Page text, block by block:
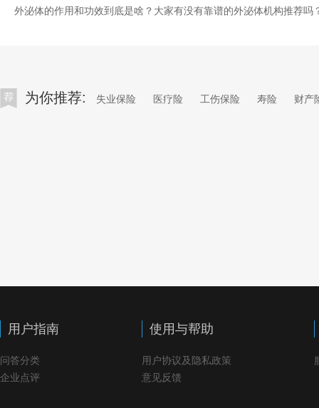
外泌体的作用和功效到底是啥？大家有没有靠谱的外泌体机构推荐吗
为你推荐: 失业保险 医疗险 工伤保险 寿险 财产
用户指南
问答分类
企业点评
使用与帮助
用户协议及隐私政策
意见反馈